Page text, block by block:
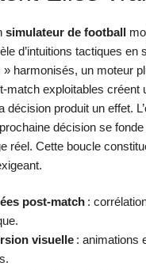
simulateur de football
d’intuitions tactiques en
» harmonisés, un moteur
match exploitables créent
décision produit un effet.
décision se
réel. Cette boucle
post-match :
visuelle : animations